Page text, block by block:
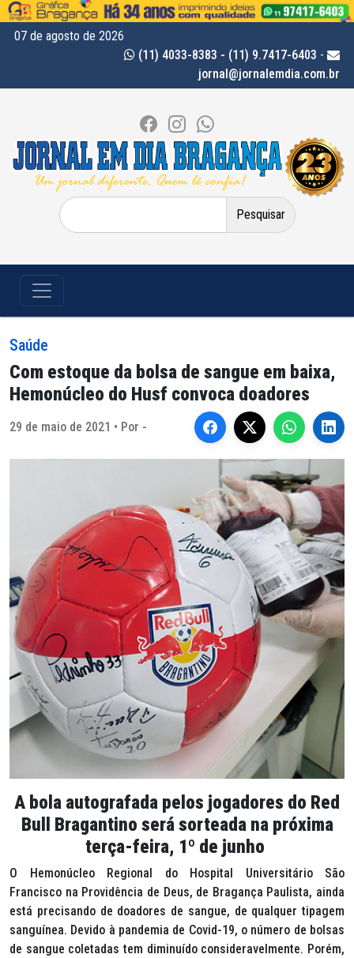
07 de agosto de 2026
(11) 4033-8383 - (11) 9.7417-6403 -
jornal@jornalemdia.com.br
Pesquisar
por:
Saúde
Com estoque da bolsa de sangue em baixa,
Hemonúcleo do Husf convoca doadores
29 de maio de 2021 • Por -
A bola autografada pelos jogadores do Red
Bull Bragantino será sorteada na próxima
terça-feira, 1º de junho
O Hemonúcleo Regional do Hospital Universitário São
Francisco na Providência de Deus, de Bragança Paulista, ainda
está precisando de doadores de sangue, de qualquer tipagem
sanguínea. Devido à pandemia de Covid-19, o número de bolsas
de sangue coletadas tem diminuído consideravelmente. Porém,